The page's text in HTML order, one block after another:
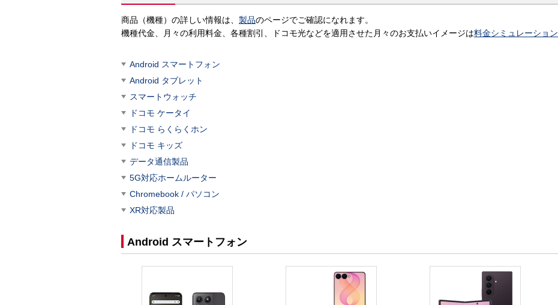
商品（機種）の詳しい情報は、 製品のページでご確認になれます。
機種代金、月々の利用料金、各種割引、ドコモ光などを適用させた月々のお支払いイメージは料金シミュレーション
Android スマートフォン
Android タブレット
スマートウォッチ
ドコモ ケータイ
ドコモ らくらくホン
ドコモ キッズ
データ通信製品
5G対応ホームルーター
Chromebook / パソコン
XR対応製品
Android スマートフォン